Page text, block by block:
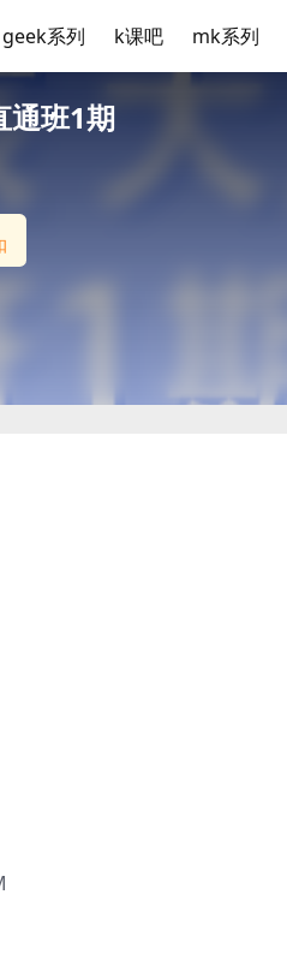
geek系列 k课吧 mk系列
通班1期